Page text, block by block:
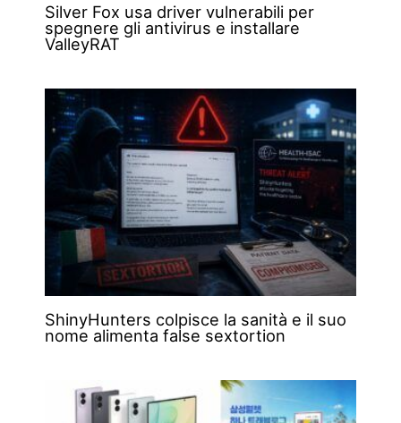
Silver Fox usa driver vulnerabili per
spegnere gli antivirus e installare
ValleyRAT
ShinyHunters colpisce la sanità e il suo
nome alimenta false sextortion